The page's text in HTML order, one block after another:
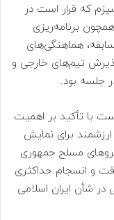
که قرار است در
برنامه‌ریزی
هماهنگی‌های
تیم‌های خارجی و
جلسه بود.
با تأکید بر اهمیت
ارزشمند برای نمایش
مسلح جمهوری
و انسجام حداکثری
شأن ایران اسلامی